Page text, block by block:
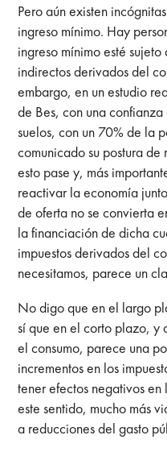
Pero aún existen
ingreso mínimo. Hay
ingreso mínimo esté
indirectos derivados del
embargo, en un estudio
de Bes, con una
suelos, con un 70% de la
comunicado su postura
esto pase y, más
reactivar la economía
de oferta no se convierta
la financiación de dicha
impuestos derivados del
necesitamos, parece un
No digo que en el largo
sí que en el corto plazo, y
el consumo, parece una
incrementos en los
tener efectos negativos
este sentido, mucho más
a reducciones del gasto